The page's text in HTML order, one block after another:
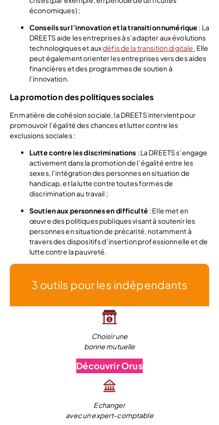
économiques) ;
Conseils sur l’innovation et la transition numérique : La
DREETS aide les entreprises à s’adapter aux évolutions
technologiques et auxdéfis de la transition digitale. Elle
peut également orienter les entreprises vers des aides
financières et des programmes de soutien à
l’innovation.
La promotion des politiques sociales
En matière de cohésion sociale, la DREETS intervient pour
promouvoir l’égalité des chances et lutter contre les
exclusions sociales :
Lutte contre les discriminations : La DREETS s’engage
activement dans la promotion de l’égalité entre les
sexes, l’intégration des personnes en situation de
handicap, et la lutte contre toutes formes de
discrimination au travail ;
Soutien aux personnes en difficulté : Elle met en
œuvre des politiques publiques visant à soutenir les
personnes en situation de précarité, notamment à
travers des dispositifs d’insertion professionnelle et de
lutte contre la pauvreté.
3 outils pour les indépendants
Choisir une
bonne mutuelle
Découvrir Orus
Echanger
avec un expert-comptable